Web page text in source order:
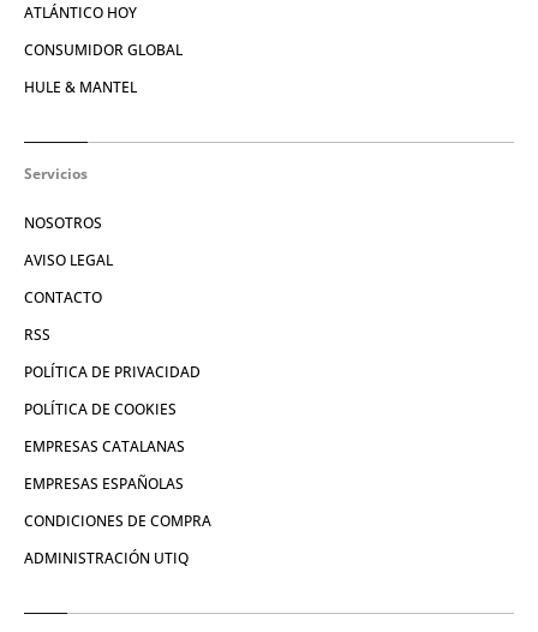
ATLÁNTICO HOY
CONSUMIDOR GLOBAL
HULE & MANTEL
Servicios
NOSOTROS
AVISO LEGAL
CONTACTO
RSS
POLÍTICA DE PRIVACIDAD
POLÍTICA DE COOKIES
EMPRESAS CATALANAS
EMPRESAS ESPAÑOLAS
CONDICIONES DE COMPRA
ADMINISTRACIÓN UTIQ